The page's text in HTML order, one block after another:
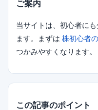
ご案内
当サイトは、初心者に
ます。まずは 株初心者
つかみやすくなります。
この記事のポイント